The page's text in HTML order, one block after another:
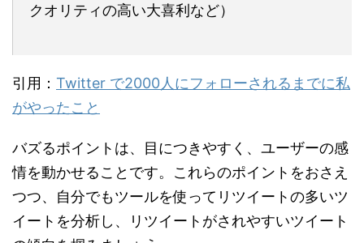
クオリティの高い大喜利など）
引用： Twitter で2000人にフォローされるまでに私
がやったこと
バズるポイントは、目につきやすく、ユーザーの感
情を動かせることです。これらのポイントをおさえ
つつ、自分でもツールを使ってリツイートの多いツ
イートを分析し、リツイートがされやすいツイート